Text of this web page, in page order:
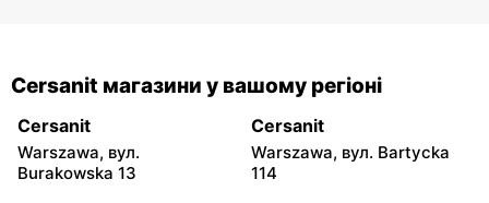
Cersanit магазини у вашому регіоні
Cersanit
Warszawa, вул.
Burakowska 13
Cersanit
Warszawa, вул. Bartycka
114